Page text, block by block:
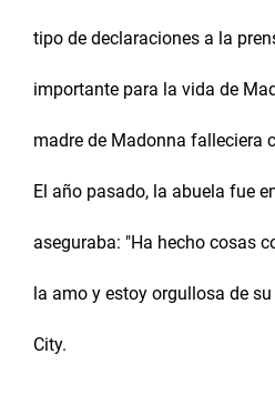
tipo de declaraciones a la
importante para la vida de
madre de Madonna falleciera
El año pasado, la abuela fue
aseguraba: "Ha hecho cosas
la amo y estoy orgullosa de
City.